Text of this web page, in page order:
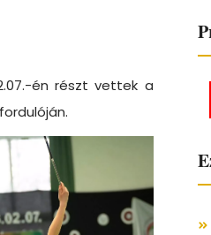
én részt vettek a